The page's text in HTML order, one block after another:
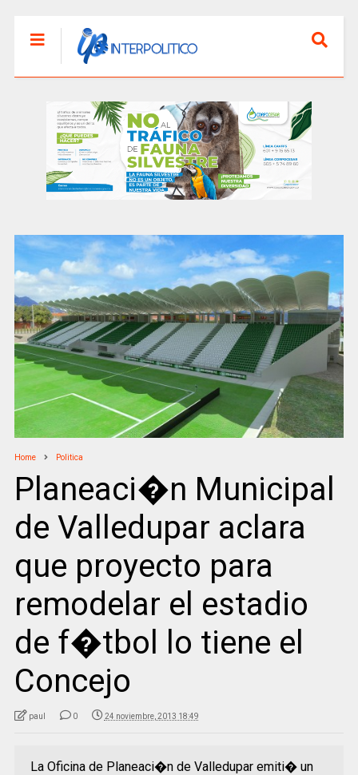
Home Politica
Planeaci�n Municipal
de Valledupar aclara
que proyecto para
remodelar el estadio
de f�tbol lo tiene el
Concejo
paul 0 24 noviembre, 2013 18:49
La Oficina de Planeaci�n de Valledupar emiti� un